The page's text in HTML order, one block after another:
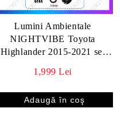
Lumini Ambientale
NIGHTVIBE Toyota
Highlander 2015-2021 set
sistem original
1,999 Lei